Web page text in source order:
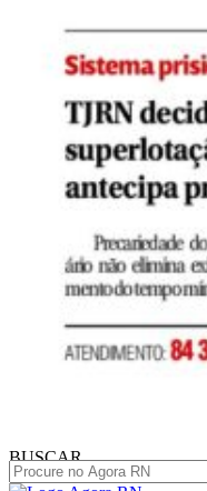
BUSCAR